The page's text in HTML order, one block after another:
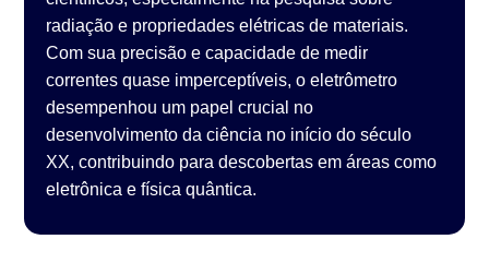
radiação e propriedades elétricas de materiais.
Com sua precisão e capacidade de medir
correntes quase imperceptíveis, o eletrômetro
desempenhou um papel crucial no
desenvolvimento da ciência no início do século
XX, contribuindo para descobertas em áreas como
eletrônica e física quântica.